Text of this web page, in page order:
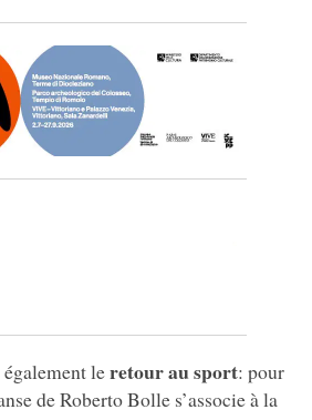
leretour au sport: pour
de Roberto Bolle s’associe à la